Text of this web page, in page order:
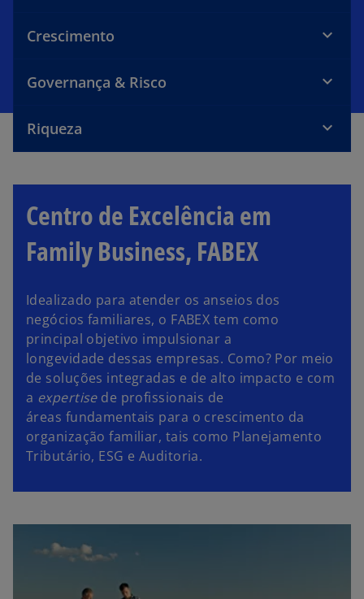
Crescimento
Governança & Risco
Riqueza
Centro de Excelência em
Family Business, FABEX
Idealizado para atender os anseios dos
negócios familiares, o FABEX tem como
principal objetivo impulsionar a
longevidade dessas empresas. Como? Por meio
de soluções integradas e de alto impacto e com
a expertise de profissionais de
áreas fundamentais para o crescimento da
organização familiar, tais como Planejamento
Tributário, ESG e Auditoria.